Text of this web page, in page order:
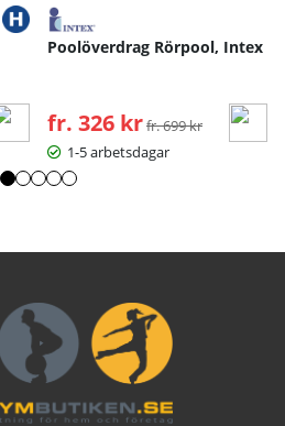
Poolöverdrag Rörpool, Intex
fr. 326 kr Ordinarie pris:
fr. 699 kr
1-5 arbetsdagar